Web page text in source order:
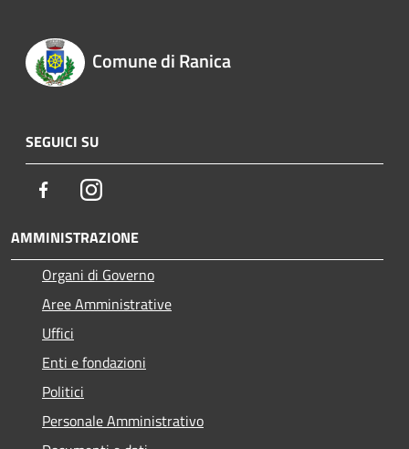
Comune di Ranica
SEGUICI SU
FacebookInstagram
AMMINISTRAZIONE
Organi di Governo
Aree Amministrative
Uffici
Enti e fondazioni
Politici
Personale Amministrativo